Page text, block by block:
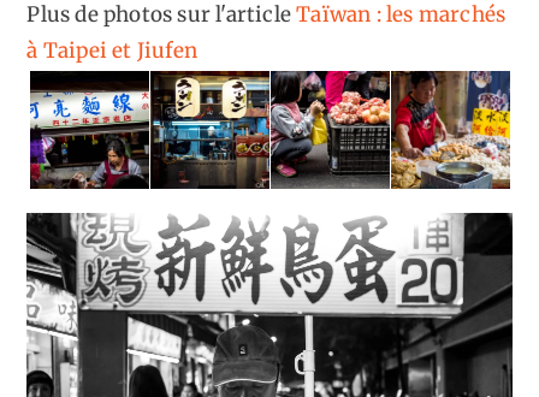
Plus de photos sur l'articleTaïwan : les marchés
à Taipei et Jiufen